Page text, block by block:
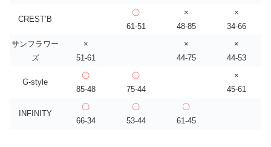
CREST’B
〇
61-51
×
48-85
×
34-66
サンフラワー
ズ
×
51-61
×
44-75
×
44-53
G-style
〇
85-48
〇
75-44
×
45-61
INFINITY
〇
66-34
〇
53-44
〇
61-45